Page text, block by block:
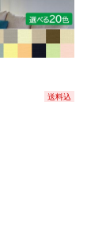
送料込